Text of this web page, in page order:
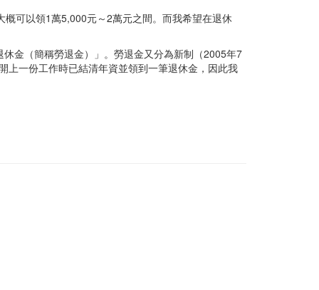
可以領1萬5,000元～2萬元之間。而我希望在退休
金（簡稱勞退金）」。勞退金又分為新制（2005年7
上一份工作時已結清年資並領到一筆退休金，因此我